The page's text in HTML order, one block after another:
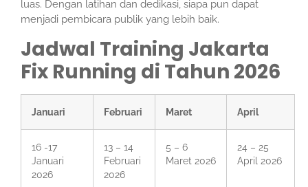
luas. Dengan latihan dan dedikasi, siapa pun dapat
menjadi pembicara publik yang lebih baik.
Jadwal Training Jakarta
Fix Running di Tahun 2026
Januari Februari Maret April
16 -17
Januari
2026
13 – 14
Februari
2026
5 – 6
Maret 2026
24 – 25
April 2026